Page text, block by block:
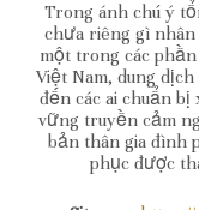
Trong ánh chú ý
chưa riêng gì
một trong các
Việt Nam, dung
đến các ai chuẩn
vững truyền cảm
bản thân gia đình
phục được